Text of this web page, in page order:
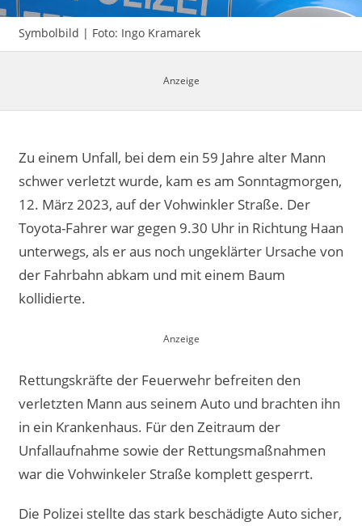
Symbolbild | Foto: Ingo Kramarek
Zu einem Unfall, bei dem ein 59 Jahre alter Mann
schwer verletzt wurde, kam es am Sonntagmorgen,
12. März 2023, auf der Vohwinkler Straße. Der
Toyota-Fahrer war gegen 9.30 Uhr in Richtung Haan
unterwegs, als er aus noch ungeklärter Ursache von
der Fahrbahn abkam und mit einem Baum
kollidierte.
Rettungskräfte der Feuerwehr befreiten den
verletzten Mann aus seinem Auto und brachten ihn
in ein Krankenhaus. Für den Zeitraum der
Unfallaufnahme sowie der Rettungsmaßnahmen
war die Vohwinkeler Straße komplett gesperrt.
Die Polizei stellte das stark beschädigte Auto sicher,